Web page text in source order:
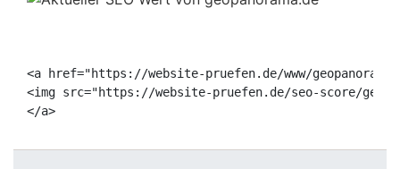
<a href="https://website-pruefen.de/www/
<img src="https://website-pruefen.de/seo-score/